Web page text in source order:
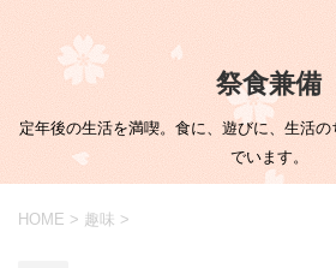
祭食兼備
定年後の生活を満喫。食に、遊びに、生活
でいます。
HOME > 趣味 >